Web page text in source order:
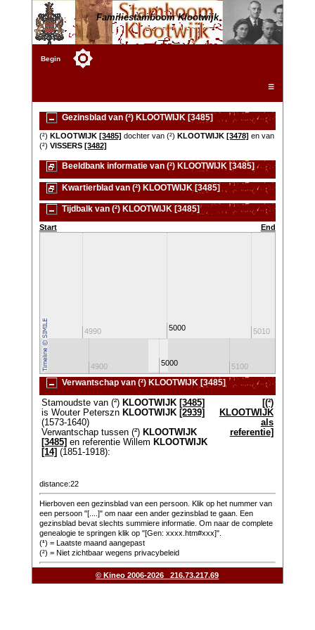
Familiestamboom Klootwijk
Begin
☰
Gezinsblad van (²) KLOOTWIJK [3485]
(²) KLOOTWIJK [3485] dochter van (²) KLOOTWIJK [3478] en van
(²) VISSERS [3482]
Beeldbank informatie van (²) KLOOTWIJK [3485]
Kwartierblad van (²) KLOOTWIJK [3485]
Tijdbalk van (²) KLOOTWIJK [3485]
Start End
4990 5000 5010
4900 5000 5100
Verwantschap van (²) KLOOTWIJK [3485]
Stamoudste van (²) KLOOTWIJK [3485]
is Wouter Peterszn KLOOTWIJK [2939]
(1573-1640)
Verwantschap tussen (²) KLOOTWIJK
[3485] en referentie Willem KLOOTWIJK
[14] (1851-1918):
[(²)
KLOOTWIJK
als
referentie]
distance:22
Hierboven een gezinsblad van een persoon. Klik op het nummer van
een persoon "[....]" om naar een ander gezinsblad te gaan. Een
gezinsblad bevat slechts summiere informatie. Om naar de complete
genealogie te springen klik op "[Gen: xxxx.htm#xxx]".
(¹) = Laatste maand aangepast
(²) = Niet zichtbaar wegens privacybeleid
© Kineo 2006-2026 216.73.217.69